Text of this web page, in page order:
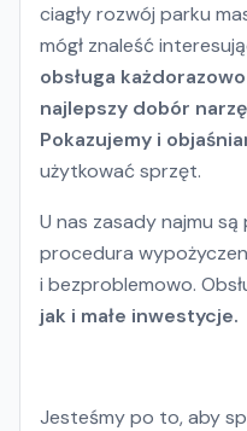
ciagły rozwój parku
mógł znaleść
obsługa
najlepszy dobór
Pokazujemy i
użytkować sprzęt.
U nas zasady najmu
procedura
i bezproblemowo.
jak i małe inwestycje.
Jesteśmy po to, aby